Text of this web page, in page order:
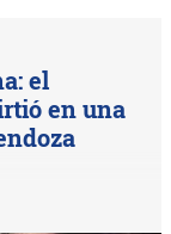
el
en una